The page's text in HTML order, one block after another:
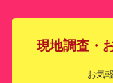
現地調査・
お気